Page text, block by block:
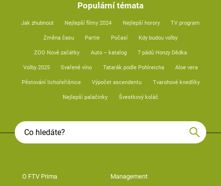
Populární témata
Jak zhubnout Nejlepší filmy 2024 Nejlepší horory TV program
Změna času Partie Počasí Kdy budou volby
ZOO Nové začátky Auto – katalog 7 pádů Honzy Dědka
Volby 2025 Svařené víno Tatarák podle Pohlreicha Aloe vera
Pěstování lichořeřišnice Výpočet ascendentu Tvarohové knedlíky
Nejlepší palačinky Švestkový koláč
O FTV Prima Management